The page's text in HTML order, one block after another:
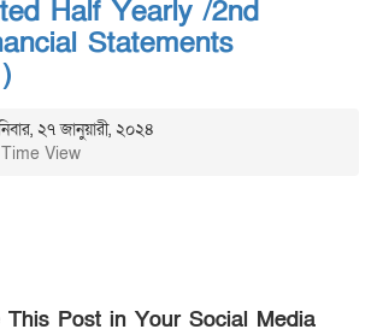
Half Yearly /2nd
Statements
২৭ জানুয়ারী, ২০২৪
View
This Post in Your Social Media